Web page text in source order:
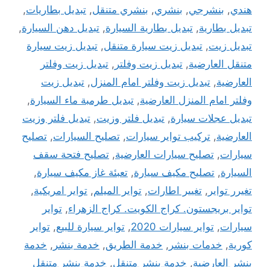
هندي, بنشرجي, بنشري, بنشري متنقل, تبديل بطاريات,
تبديل بطارية, تبديل بطارية السيارة, تبديل دهن السيارة,
تبديل زيت, تبديل زيت سيارة متنقل, تبديل زيت سيارة
متنقل العارضية, تبديل زيت وفلتر , تبديل زيت وفلتر
العارضية, تبديل زيت وفلتر امام المنزل, تبديل زيت
وفلتر امام المنزل العارضية, تبديل طرمبة ماء السيارة,
تبديل عجلات سيارة, تبديل فلتر وزيت, تبديل فلتر وزيت
العارضية, تركيب تواير سيارات, تصليح السيارات, تصليح
سيارات, تصليح سيارات العارضية, تصليح فتحة سقف
السيارة, تصليح مكيف سيارة, تعبئة غاز مكيف سيارة,
تغيرر تواير , تغيير اطارات, تواير الميلم, تواير امريكية,
تواير بريجستون. كراج الكويت. كراج الزهراء, تواير
سيارات, تواير سيارات 2020 , تواير سيارة للبيع, تواير
كورية, خدمات بنشر , خدمة الطريق, خدمة بنشر , خدمة
بنشر العارضية, خدمة بنشر متنقل, خدمة بنشر متنقل